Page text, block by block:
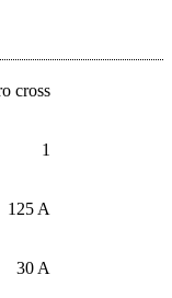
cross
1
125 A
30 A